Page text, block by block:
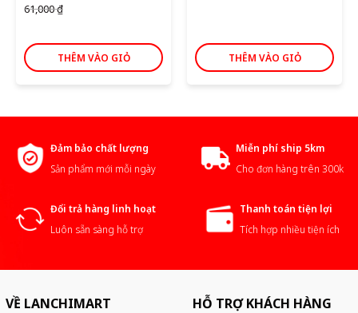
61,000₫
gốc
là:
51,000 ₫.
THÊM VÀO GIỎ THÊM VÀO GIỎ
Đảm bảo chất lượng
Sản phẩm mới mỗi ngày
Miễn phí ship 5km
Cho đơn hàng trên 300k
Đổi trả hàng linh hoạt
Luôn sẵn sàng hỗ trợ
Thanh toán tiện lợi
Tích hợp nhiều tiện ích
VỀ LANCHIMART HỖ TRỢ KHÁCH HÀNG